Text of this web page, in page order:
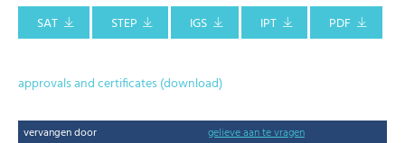
SAT
STEP IGS IPT PDF
approvals and certificates (download)
vervangen door
gelieve aan te vragen